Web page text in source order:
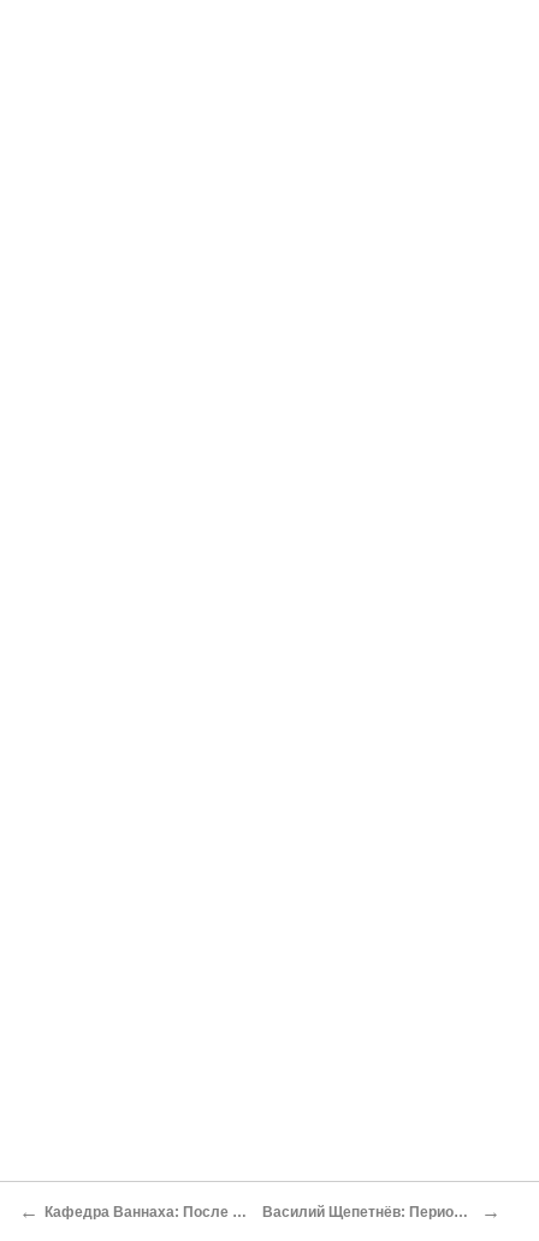
← Кафедра Ваннаха: После Чёрной пятницы Опубликовано 05 декабря 2011 года Василий Щепетнёв: Периодическая система Станиславского Василий Щепетнев →